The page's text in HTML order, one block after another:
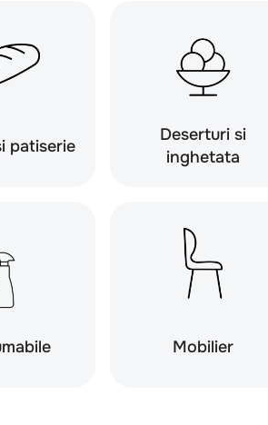
patiserie
Deserturi si
inghetata
Mobilier